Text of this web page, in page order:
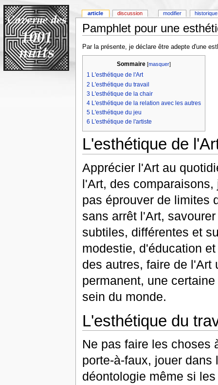
Pamphlet pour une
Par la présente, je déclare être adepte d'une
Sommaire [masquer]
1 L'esthétique de l'Art
2 L'esthétique du travail
3 L'esthétique de la chair
4 L'esthétique de la relation avec les autres
5 L'esthétique du jeu
6 L'esthétique de l'artiste
L'esthétique de
Apprécier l'Art au
l'Art, des
pas éprouver de limites
sans arrêt l'Art,
subtiles, différentes et
modestie, d'éducation
des autres, faire de l'Art
permanent, une
sein du monde.
L'esthétique du
Ne pas faire les choses
porte-à-faux, jouer
déontologie même si
article discussion modifier historique